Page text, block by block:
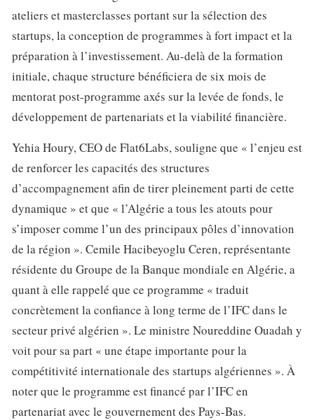
ateliers et masterclasses portant sur la sélection des
startups, la conception de programmes à fort impact et la
préparation à l’investissement. Au-delà de la formation
initiale, chaque structure bénéficiera de six mois de
mentorat post-programme axés sur la levée de fonds, le
développement de partenariats et la viabilité financière.
Yehia Houry, CEO de Flat6Labs, souligne que « l’enjeu est
de renforcer les capacités des structures
d’accompagnement afin de tirer pleinement parti de cette
dynamique » et que « l’Algérie a tous les atouts pour
s’imposer comme l’un des principaux pôles d’innovation
de la région ». Cemile Hacibeyoglu Ceren, représentante
résidente du Groupe de la Banque mondiale en Algérie, a
quant à elle rappelé que ce programme « traduit
concrètement la confiance à long terme de l’IFC dans le
secteur privé algérien ». Le ministre Noureddine Ouadah y
voit pour sa part « une étape importante pour la
compétitivité internationale des startups algériennes ». À
noter que le programme est financé par l’IFC en
partenariat avec le gouvernement des Pays-Bas.